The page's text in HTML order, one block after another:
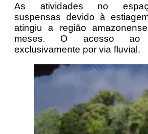
As atividades no
suspensas devido à
atingiu a região
meses. O acesso
exclusivamente por via fluvial.